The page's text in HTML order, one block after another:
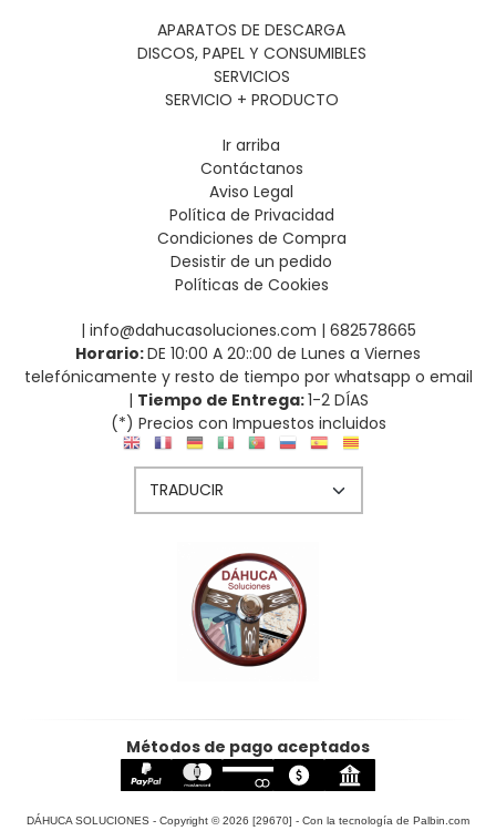
APARATOS DE DESCARGA
DISCOS, PAPEL Y CONSUMIBLES
SERVICIOS
SERVICIO + PRODUCTO
Ir arriba
Contáctanos
Aviso Legal
Política de Privacidad
Condiciones de Compra
Desistir de un pedido
Políticas de Cookies
| info@dahucasoluciones.com | 682578665
Horario:DE 10:00 A 20::00 de Lunes a Viernes
telefónicamente y resto de tiempo por whatsapp o email
| Tiempo de Entrega:1-2 DÍAS
(*) Precios con Impuestos incluidos
Métodos de pago aceptados
DÁHUCA SOLUCIONES - Copyright © 2026 [29670] - Con la tecnología de Palbin.com